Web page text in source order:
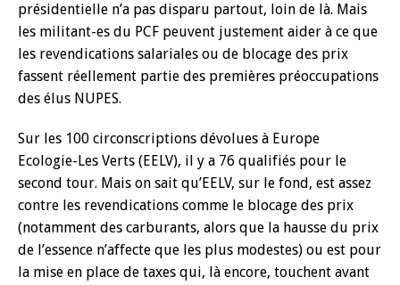
présidentielle n’a pas disparu partout, loin de là. Mais
les militant-es du PCF peuvent justement aider à ce que
les revendications salariales ou de blocage des prix
fassent réellement partie des premières préoccupations
des élus NUPES.
Sur les 100 circonscriptions dévolues à Europe
Ecologie-Les Verts (EELV), il y a 76 qualifiés pour le
second tour. Mais on sait qu’EELV, sur le fond, est assez
contre les revendications comme le blocage des prix
(notamment des carburants, alors que la hausse du prix
de l’essence n’affecte que les plus modestes) ou est pour
la mise en place de taxes qui, là encore, touchent avant